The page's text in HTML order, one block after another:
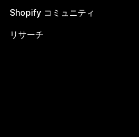
Shopify コミュニティ
リサーチ